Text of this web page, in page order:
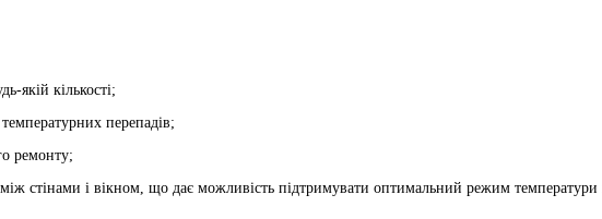
якій кількості;
перепадів;
ремонту;
стінами і вікном, що дає можливість підтримувати оптимальний режим температури